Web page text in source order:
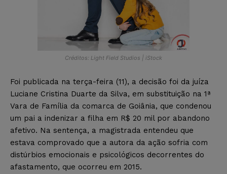
Créditos: Light Field Studios | iStock
Foi publicada na terça-feira (11), a decisão foi da juíza
Luciane Cristina Duarte da Silva, em substituição na 1ª
Vara de Família da comarca de Goiânia, que condenou
um pai a indenizar a filha em R$ 20 mil por abandono
afetivo. Na sentença, a magistrada entendeu que
estava comprovado que a autora da ação sofria com
distúrbios emocionais e psicológicos decorrentes do
afastamento, que ocorreu em 2015.